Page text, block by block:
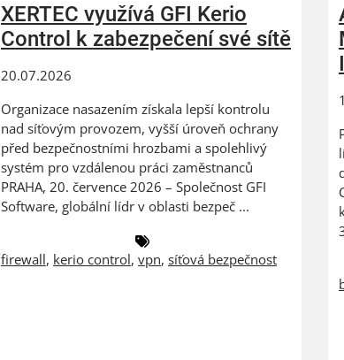
XERTEC využívá GFI Kerio
Control k zabezpečení své sítě
20.07.2026
Organizace nasazením získala lepší kontrolu
nad síťovým provozem, vyšší úroveň ochrany
před bezpečnostními hrozbami a spolehlivý
systém pro vzdálenou práci zaměstnanců
PRAHA, 20. července 2026 – Společnost GFI
Software, globální lídr v oblasti bezpeč ...
firewall, kerio control, vpn, síťová bezpečnost